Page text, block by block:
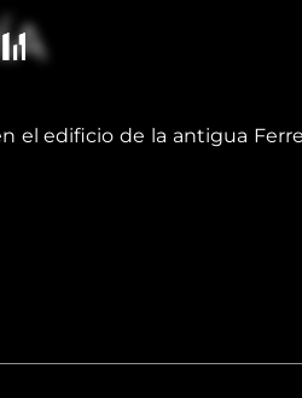
edificio de la antigua